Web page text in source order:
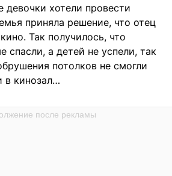
девочки хотели провести
приняла решение, что отец
Так получилось, что
спасли, а детей не успели, так
потолков не смогли
в кинозал…